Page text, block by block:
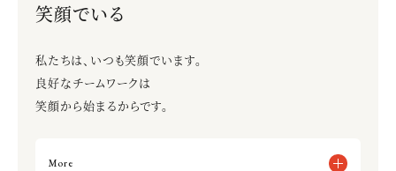
今のままでいいと思っている
笑顔でいる
私たちは、いつも笑顔でいます。
良好なチームワークは
笑顔から始まるからです。
More